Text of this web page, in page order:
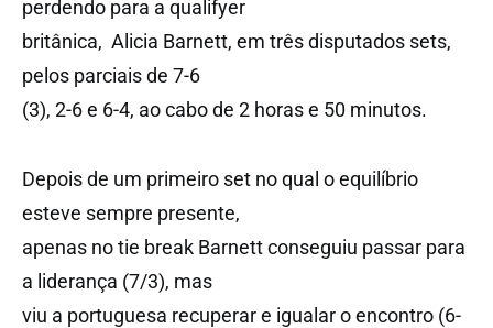
perdendo para a qualifyer
britânica, Alicia Barnett, em três disputados sets,
pelos parciais de 7-6
(3), 2-6 e 6-4, ao cabo de 2 horas e 50 minutos.
Depois de um primeiro set no qual o equilíbrio
esteve sempre presente,
apenas no tie break Barnett conseguiu passar para
a liderança (7/3), mas
viu a portuguesa recuperar e igualar o encontro (6-